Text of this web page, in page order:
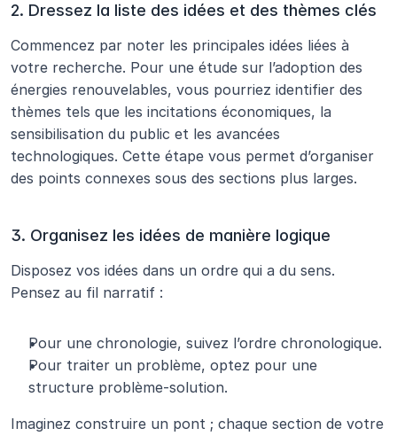
2. Dressez la liste des idées et des thèmes clés
Commencez par noter les principales idées liées à
votre recherche. Pour une étude sur l’adoption des
énergies renouvelables, vous pourriez identifier des
thèmes tels que les incitations économiques, la
sensibilisation du public et les avancées
technologiques. Cette étape vous permet d’organiser
des points connexes sous des sections plus larges.
3. Organisez les idées de manière logique
Disposez vos idées dans un ordre qui a du sens.
Pensez au fil narratif :
Pour une chronologie, suivez l’ordre chronologique.
Pour traiter un problème, optez pour une
structure problème-solution.
Imaginez construire un pont ; chaque section de votre